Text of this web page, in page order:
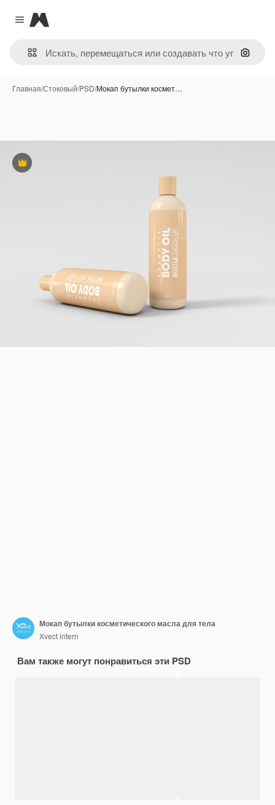
Close menu
Magnific
Поиск
Главная/Стоковый/PSD/Мокап бутылки космет…
Премиум
Мокап бутылки косметического масла для тела
Xvect intern
Вам также могут понравиться эти PSD